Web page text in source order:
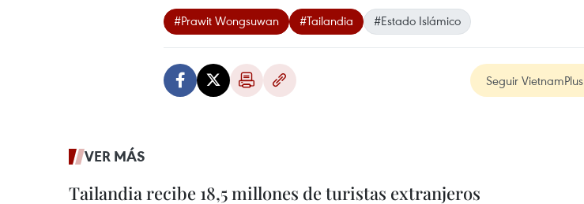
#Prawit Wongsuwan #Tailandia #Estado Islámico
Seguir VietnamPlus
VER MÁS
Tailandia recibe 18,5 millones de turistas extranjeros